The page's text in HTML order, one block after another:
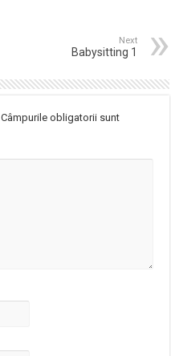
Next
Babysitting 1
Câmpurile obligatorii sunt